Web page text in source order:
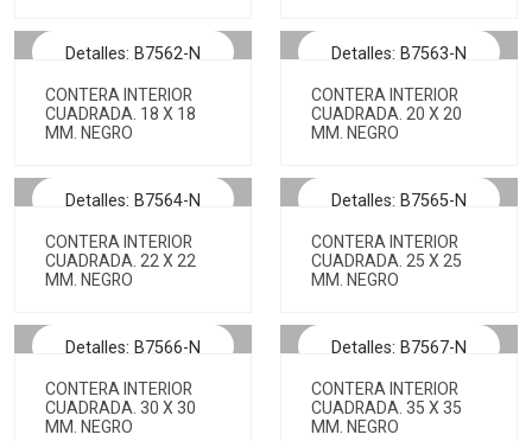
Detalles: B7562-N
CONTERA INTERIOR
CUADRADA. 18 X 18
MM. NEGRO
Detalles: B7563-N
CONTERA INTERIOR
CUADRADA. 20 X 20
MM. NEGRO
Detalles: B7564-N
CONTERA INTERIOR
CUADRADA. 22 X 22
MM. NEGRO
Detalles: B7565-N
CONTERA INTERIOR
CUADRADA. 25 X 25
MM. NEGRO
Detalles: B7566-N
CONTERA INTERIOR
CUADRADA. 30 X 30
MM. NEGRO
Detalles: B7567-N
CONTERA INTERIOR
CUADRADA. 35 X 35
MM. NEGRO